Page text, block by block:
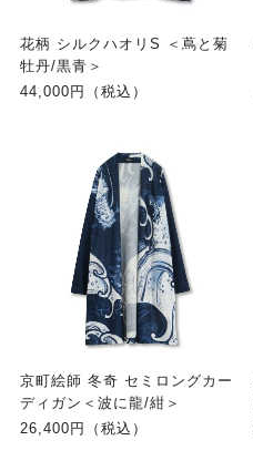
花柄 シルクハオリS ＜蔦と菊
牡丹/黒青＞
44,000円（税込）
京町絵師 冬奇 セミロングカー
ディガン＜波に龍/紺＞
26,400円（税込）